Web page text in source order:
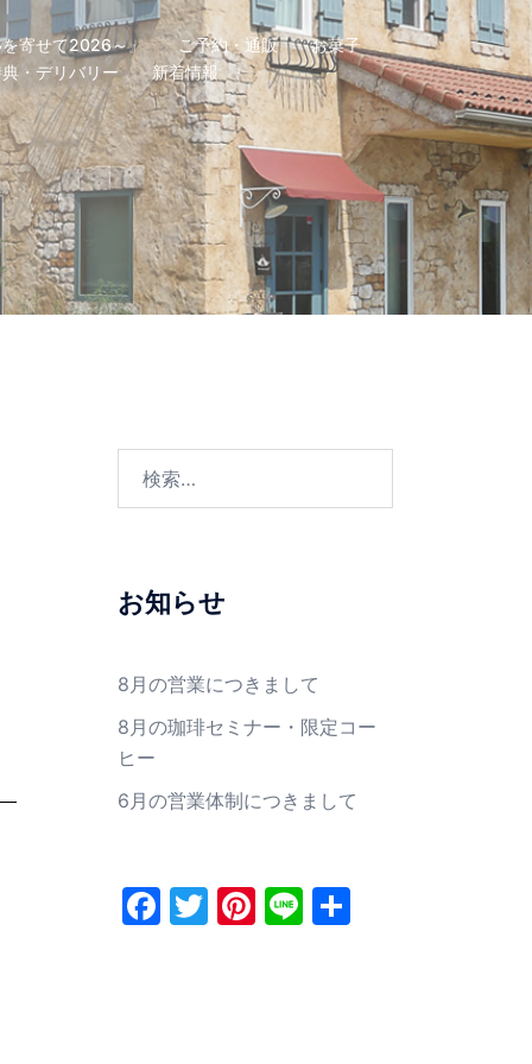
を寄せて2026～』 ご予約・通販
お菓子
・デリバリー
新着情報
お知らせ
8月の営業につきまして
8月の珈琲セミナー・限定コー
ヒー
6月の営業体制につきまして
Facebook
Twitter
Pinterest
Line共